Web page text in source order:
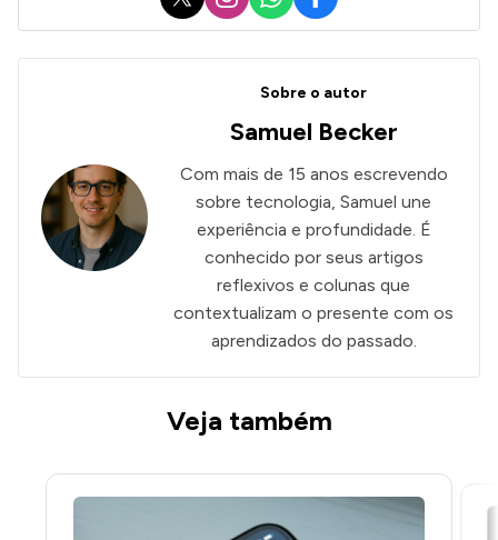
Sobre o autor
Samuel Becker
Com mais de 15 anos escrevendo
sobre tecnologia, Samuel une
experiência e profundidade. É
conhecido por seus artigos
reflexivos e colunas que
contextualizam o presente com os
aprendizados do passado.
Veja também